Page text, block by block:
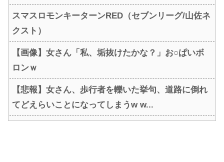
スマスロモンキーターンRED（セブンリーグ/山佐ネ
クスト）
【画像】女さん「私、垢抜けたかな？」お○ぱいボ
ロンｗ
【悲報】女さん、歩行者を轢いた挙句、道路に倒れ
てどえらいことになってしまうw w...